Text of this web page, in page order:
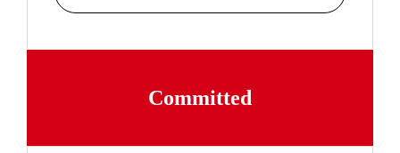
Committed